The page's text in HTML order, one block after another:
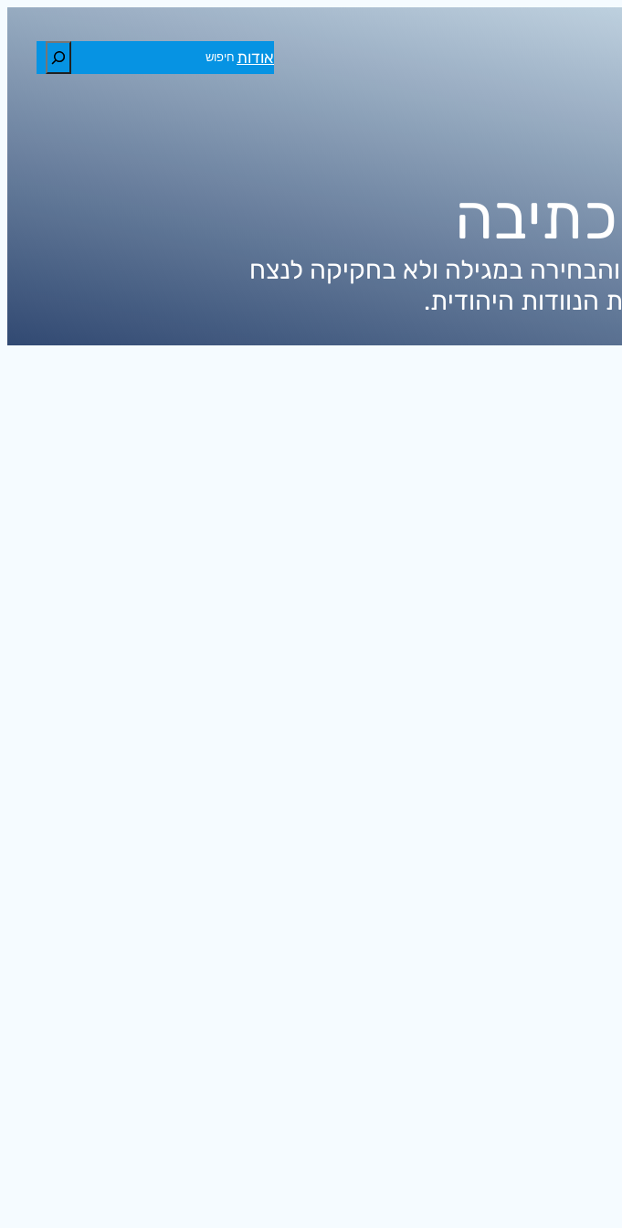
אודותחיפוש
כתיבה
במגילה ולא בחקיקה לנצח
היהודית.